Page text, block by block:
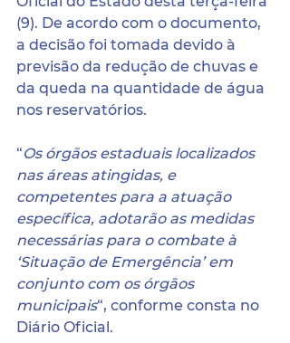
(9). De acordo com o documento,
a decisão foi tomada devido à
previsão da redução de chuvas e
da queda na quantidade de água
nos reservatórios.
“Os órgãos estaduais localizados
nas áreas atingidas, e
competentes para a atuação
específica, adotarão as medidas
necessárias para o combate à
‘Situação de Emergência’ em
conjunto com os órgãos
municipais“, conforme consta no
Diário Oficial.